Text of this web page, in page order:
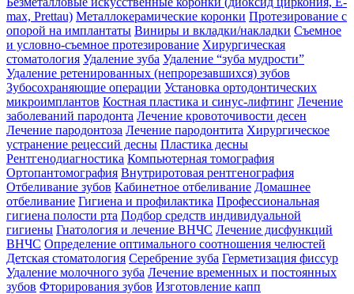
max, Prettau) Металлокерамические коронки Протезирование с
опорой на имплантаты Виниры и вкладки/накладки Съемное
и условно-съемное протезирование Хирургическая
стоматология Удаление зуба Удаление “зуба мудрости”
Удаление ретенированных (непрорезавшихся) зубов
Зубосохраняющие операции Установка ортодонтических
микроимплантов Костная пластика и синус-лифтинг Лечение
заболеваний пародонта Лечение кровоточивости десен
Лечение пародонтоза Лечение пародонтита Хирургическое
устранение рецессий десны Пластика десны
Рентгенодиагностика Компьютерная томография
Ортопантомография Внутриротовая рентгенография
Отбеливание зубов Кабинетное отбеливание Домашнее
отбеливание Гигиена и профилактика Профессиональная
гигиена полости рта Подбор средств индивидуальной
гигиены Гнатология и лечение ВНЧС Лечение дисфункций
ВНЧС Определение оптимального соотношения челюстей
Детская стоматология Серебрение зуба Герметизация фиссур
Удаление молочного зуба Лечение временных и постоянных
зубов Фторирования зубов Изготовление капп